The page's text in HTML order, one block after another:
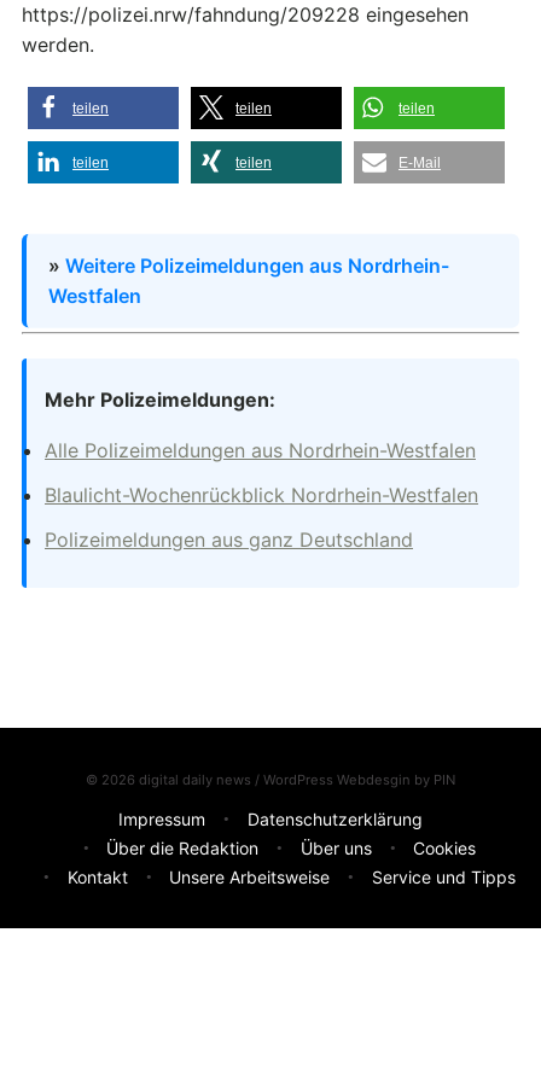
https://polizei.nrw/fahndung/209228 eingesehen
werden.
teilen teilen teilen
teilen teilen E-Mail
» Weitere Polizeimeldungen aus Nordrhein-
Westfalen
Mehr Polizeimeldungen:
Alle Polizeimeldungen aus Nordrhein-Westfalen
Blaulicht-Wochenrückblick Nordrhein-Westfalen
Polizeimeldungen aus ganz Deutschland
© 2026 digital daily news / WordPress Webdesgin by PIN
Impressum
Datenschutzerklärung
Über die Redaktion
Über uns
Cookies
Kontakt
Unsere Arbeitsweise Service und Tipps